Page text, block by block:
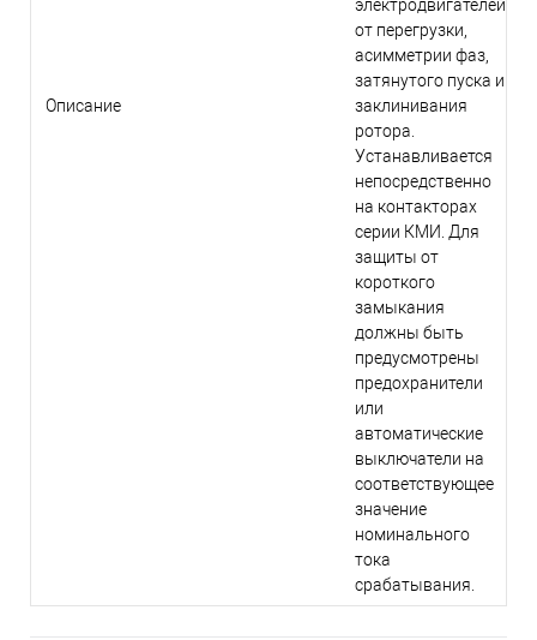
Описание
электродвигателей
от перегрузки,
асимметрии фаз,
затянутого пуска и
заклинивания
ротора.
Устанавливается
непосредственно
на контакторах
серии КМИ. Для
защиты от
короткого
замыкания
должны быть
предусмотрены
предохранители
или
автоматические
выключатели на
соответствующее
значение
номинального
тока
срабатывания.